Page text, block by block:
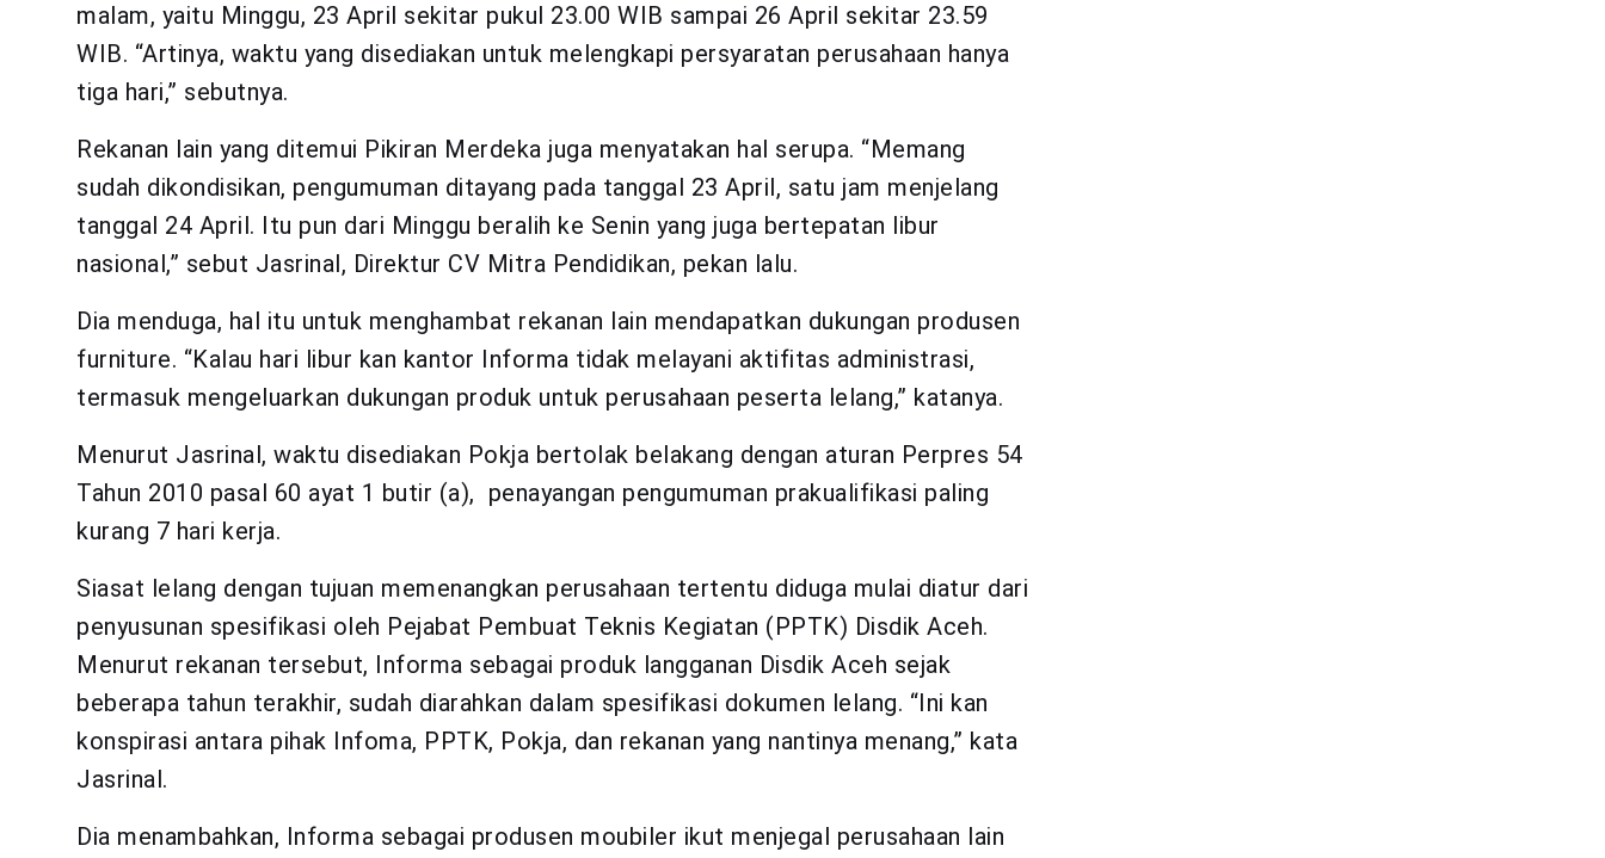
malam, yaitu Minggu, 23 April sekitar pukul 23.00 WIB sampai 26 April sekitar 23.59
WIB. “Artinya, waktu yang disediakan untuk melengkapi persyaratan perusahaan hanya
tiga hari,” sebutnya.
Rekanan lain yang ditemui Pikiran Merdeka juga menyatakan hal serupa. “Memang
sudah dikondisikan, pengumuman ditayang pada tanggal 23 April, satu jam menjelang
tanggal 24 April. Itu pun dari Minggu beralih ke Senin yang juga bertepatan libur
nasional,” sebut Jasrinal, Direktur CV Mitra Pendidikan, pekan lalu.
Dia menduga, hal itu untuk menghambat rekanan lain mendapatkan dukungan produsen
furniture. “Kalau hari libur kan kantor Informa tidak melayani aktifitas administrasi,
termasuk mengeluarkan dukungan produk untuk perusahaan peserta lelang,” katanya.
Menurut Jasrinal, waktu disediakan Pokja bertolak belakang dengan aturan Perpres 54
Tahun 2010 pasal 60 ayat 1 butir (a), penayangan pengumuman prakualifikasi paling
kurang 7 hari kerja.
Siasat lelang dengan tujuan memenangkan perusahaan tertentu diduga mulai diatur dari
penyusunan spesifikasi oleh Pejabat Pembuat Teknis Kegiatan (PPTK) Disdik Aceh.
Menurut rekanan tersebut, Informa sebagai produk langganan Disdik Aceh sejak
beberapa tahun terakhir, sudah diarahkan dalam spesifikasi dokumen lelang. “Ini kan
konspirasi antara pihak Infoma, PPTK, Pokja, dan rekanan yang nantinya menang,” kata
Jasrinal.
Dia menambahkan, Informa sebagai produsen moubiler ikut menjegal perusahaan lain